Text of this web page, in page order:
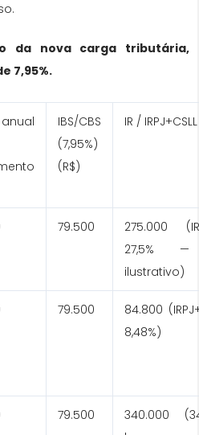
da nova carga tributária,
7,95%.
IBS/CBS
(7,95%)
(R$)
IR /
79.500
275.000
27,5%
ilustrativo)
79.500
84.800
8,48%)
79.500
340.000